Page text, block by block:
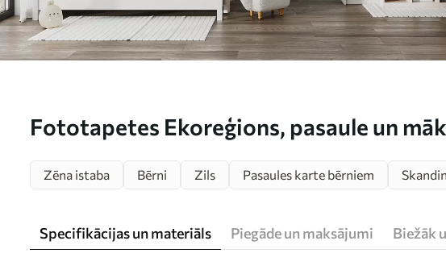
Fototapetes Ekoreģions, pasaule un
Zēna istaba Bērni Zils Pasaules karte bērniem
Specifikācijas un materiāls Piegāde un maksājumi Biežāk